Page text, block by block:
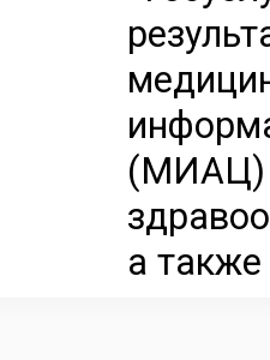
(МИАЦ)
а